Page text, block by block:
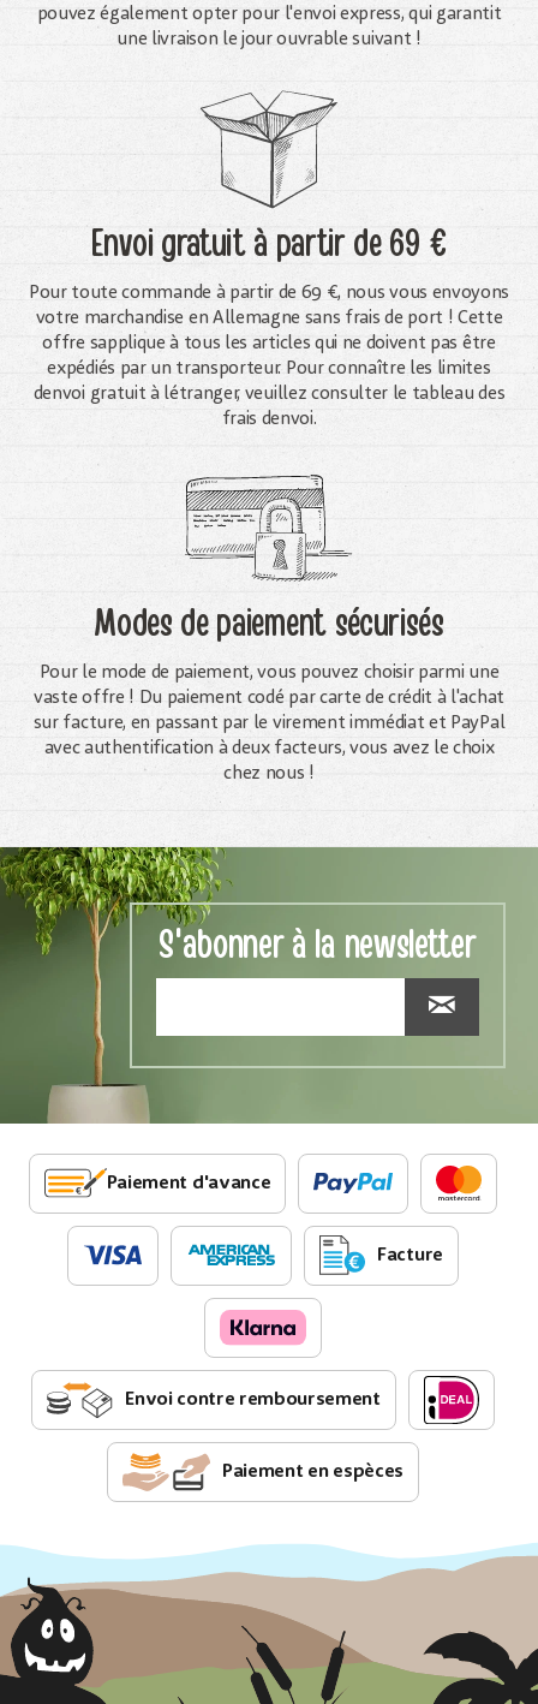
pouvez également opter pour l'envoi express, qui garantit
une livraison le jour ouvrable suivant !
Envoi gratuità partir de 69 €
Pour toute commande à partir de 69 €, nous vous envoyons
votre marchandise en Allemagne sans frais de port ! Cette
offre sapplique à tous les articles qui ne doivent pas être
expédiés par un transporteur. Pour connaître les limites
denvoi gratuit à létranger, veuillez consulter le tableau des
frais denvoi.
Modes de paiement sécurisés
Pour le mode de paiement, vous pouvez choisir parmi une
vaste offre ! Du paiement codé par carte de crédit à l'achat
sur facture, en passant par le virement immédiat et PayPal
avec authentification à deux facteurs, vous avez le choix
chez nous !
S'abonner à la newsletter
Paiement d'avance
Facture
Envoi contre remboursement
Paiement en espèces